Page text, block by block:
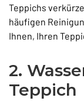
Teppichs
häufigen
Ihnen, Ihren
2.
Teppich